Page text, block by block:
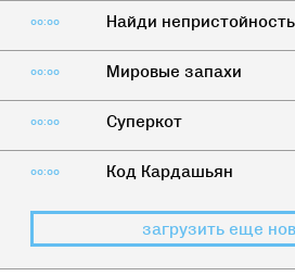
00:00 Найди непристойность
00:00 Мировые запахи
00:00 Суперкот
00:00 Код Кардашьян
загрузить еще